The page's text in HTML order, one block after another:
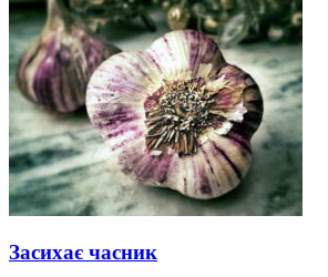
Засихає часник